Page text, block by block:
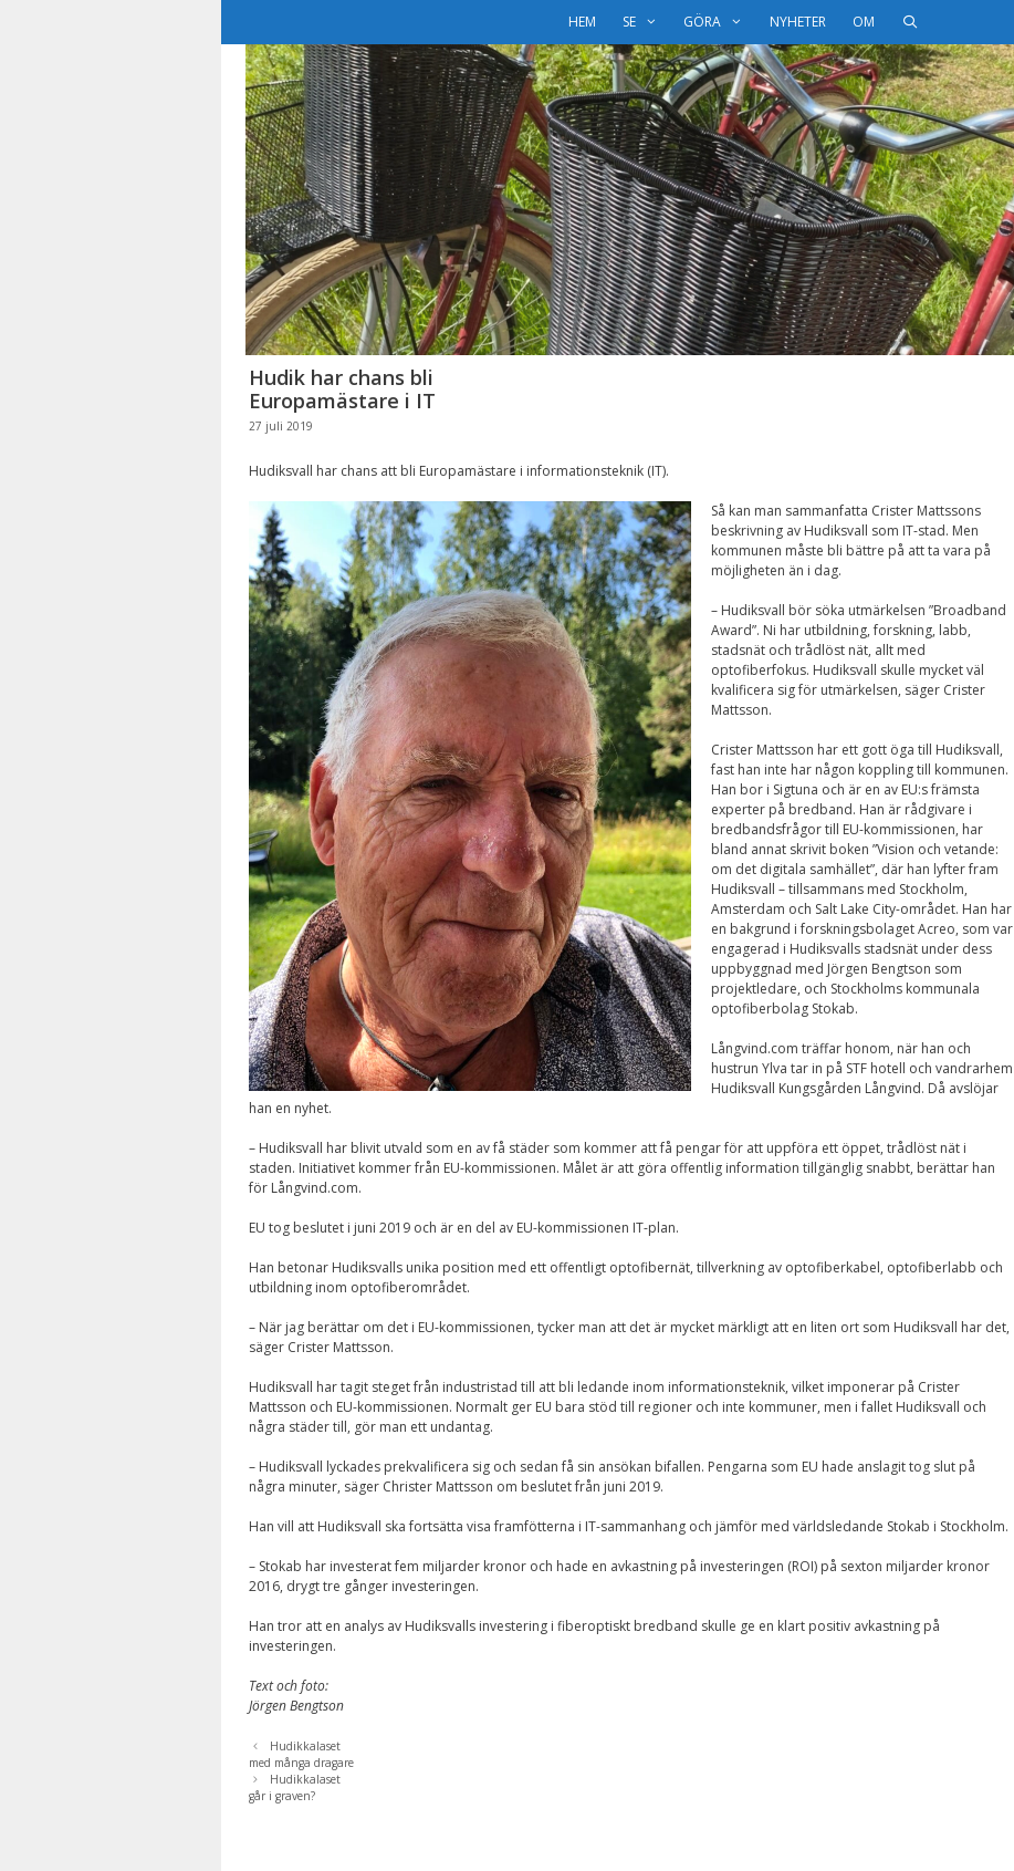
HEM SE GÖRA NYHETER OM
Hudik har chans bli
Europamästare i IT
27 juli 2019
Hudiksvall har chans att bli Europamästare i informationsteknik (IT).
Så kan man sammanfatta Crister Mattssons
beskrivning av Hudiksvall som IT-stad. Men
kommunen måste bli bättre på att ta vara på
möjligheten än i dag.
– Hudiksvall bör söka utmärkelsen ”Broadband
Award”. Ni har utbildning, forskning, labb,
stadsnät och trådlöst nät, allt med
optofiberfokus. Hudiksvall skulle mycket väl
kvalificera sig för utmärkelsen, säger Crister
Mattsson.
Crister Mattsson har ett gott öga till Hudiksvall,
fast han inte har någon koppling till kommunen.
Han bor i Sigtuna och är en av EU:s främsta
experter på bredband. Han är rådgivare i
bredbandsfrågor till EU-kommissionen, har
bland annat skrivit boken ”Vision och vetande:
om det digitala samhället”, där han lyfter fram
Hudiksvall – tillsammans med Stockholm,
Amsterdam och Salt Lake City-området. Han har
en bakgrund i forskningsbolaget Acreo, som var
engagerad i Hudiksvalls stadsnät under dess
uppbyggnad med Jörgen Bengtson som
projektledare, och Stockholms kommunala
optofiberbolag Stokab.
Långvind.com träffar honom, när han och
hustrun Ylva tar in på STF hotell och vandrarhem
Hudiksvall Kungsgården Långvind. Då avslöjar
han en nyhet.
– Hudiksvall har blivit utvald som en av få städer som kommer att få pengar för att uppföra ett öppet, trådlöst nät i
staden. Initiativet kommer från EU-kommissionen. Målet är att göra offentlig information tillgänglig snabbt, berättar han
för Långvind.com.
EU tog beslutet i juni 2019 och är en del av EU-kommissionen IT-plan.
Han betonar Hudiksvalls unika position med ett offentligt optofibernät, tillverkning av optofiberkabel, optofiberlabb och
utbildning inom optofiberområdet.
– När jag berättar om det i EU-kommissionen, tycker man att det är mycket märkligt att en liten ort som Hudiksvall har det,
säger Crister Mattsson.
Hudiksvall har tagit steget från industristad till att bli ledande inom informationsteknik, vilket imponerar på Crister
Mattsson och EU-kommissionen. Normalt ger EU bara stöd till regioner och inte kommuner, men i fallet Hudiksvall och
några städer till, gör man ett undantag.
– Hudiksvall lyckades prekvalificera sig och sedan få sin ansökan bifallen. Pengarna som EU hade anslagit tog slut på
några minuter, säger Christer Mattsson om beslutet från juni 2019.
Han vill att Hudiksvall ska fortsätta visa framfötterna i IT-sammanhang och jämför med världsledande Stokab i Stockholm.
– Stokab har investerat fem miljarder kronor och hade en avkastning på investeringen (ROI) på sexton miljarder kronor
2016, drygt tre gånger investeringen.
Han tror att en analys av Hudiksvalls investering i fiberoptiskt bredband skulle ge en klart positiv avkastning på
investeringen.
Text och foto:
Jörgen Bengtson
Hudikkalaset
med många dragare
Hudikkalaset
går i graven?
Nödvändiga
Dessa kakor går
inte att välja
bort. De behövs
hemsidan över
huvud taget
ska fungera.
kunna
förbättra
hemsidans
funktionalitet
och
uppbyggnad,
baserat på
hur
hemsidan
används.
Upplevelse
För att vår
prestera så bra
som möjligt
under ditt
kakorna
kommer viss
Genom att dela med
du surfar ökar du
chansen att få se
erbjudanden.